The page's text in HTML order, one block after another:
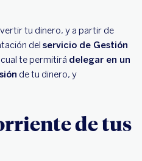
tu dinero, y a partir de
del servicio de Gestión
cual te permitirá delegar en un
de tu dinero, y
de tus